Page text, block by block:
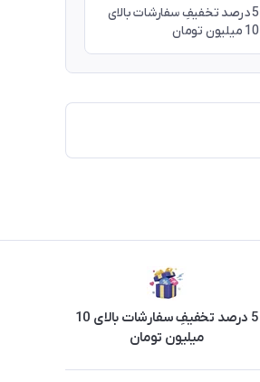
5 درصد تخفیفِ سفارشات بالای
10 میلیون تومان
5 درصد تخفیفِ سفارشات بالای 10
میلیون تومان